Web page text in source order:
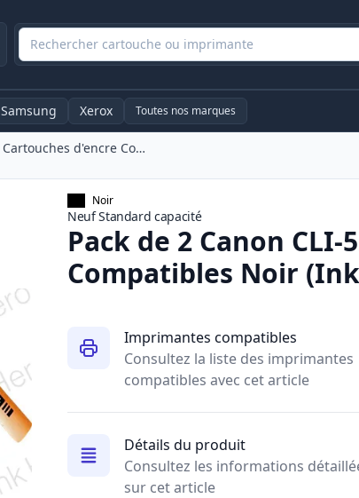
Samsung Xerox Toutes nos marques
Pack De 2 Canon CLI-526BK Cartouches d'encre Compatibles Noir (Ink Hero)
Noir
NeufStandard capacité
Pack de 2 Canon
Compatibles Noir
Imprimantes compatibles
Consultez la liste des imprimantes
compatibles avec cet article
Détails du produit
Consultez les informations
sur cet article